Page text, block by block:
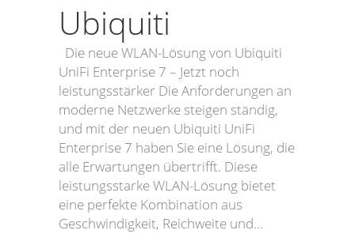
Ubiquiti
Die neue WLAN-Lösung von Ubiquiti
UniFi Enterprise 7 – Jetzt noch
leistungsstärker Die Anforderungen an
moderne Netzwerke steigen ständig,
und mit der neuen Ubiquiti UniFi
Enterprise 7 haben Sie eine Lösung, die
alle Erwartungen übertrifft. Diese
leistungsstarke WLAN-Lösung bietet
eine perfekte Kombination aus
Geschwindigkeit, Reichweite und...